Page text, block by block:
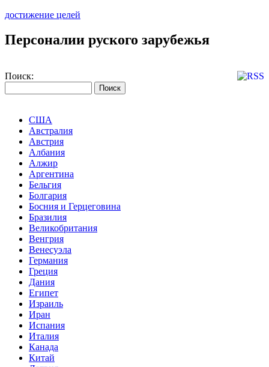
достижение целей
Персоналии руского зарубежья
Поиск:
США
Австралия
Австрия
Албания
Алжир
Аргентина
Бельгия
Болгария
Босния и Герцеговина
Бразилия
Великобритания
Венгрия
Венесуэла
Германия
Греция
Дания
Египет
Израиль
Иран
Испания
Италия
Канада
Китай